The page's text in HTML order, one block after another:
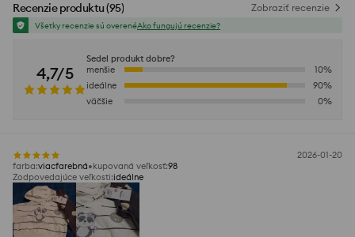
Recenzie produktu(95) Zobraziť recenzie
Všetky recenzie sú overenéAko fungujú recenzie?
4,7/5
Sedel produkt dobre?
menšie
10%
ideálne
90%
väčšie
0%
2026-01-20
farba:viacfarebná kupovaná veľkosť:98
Zodpovedajúce veľkosti:ideálne